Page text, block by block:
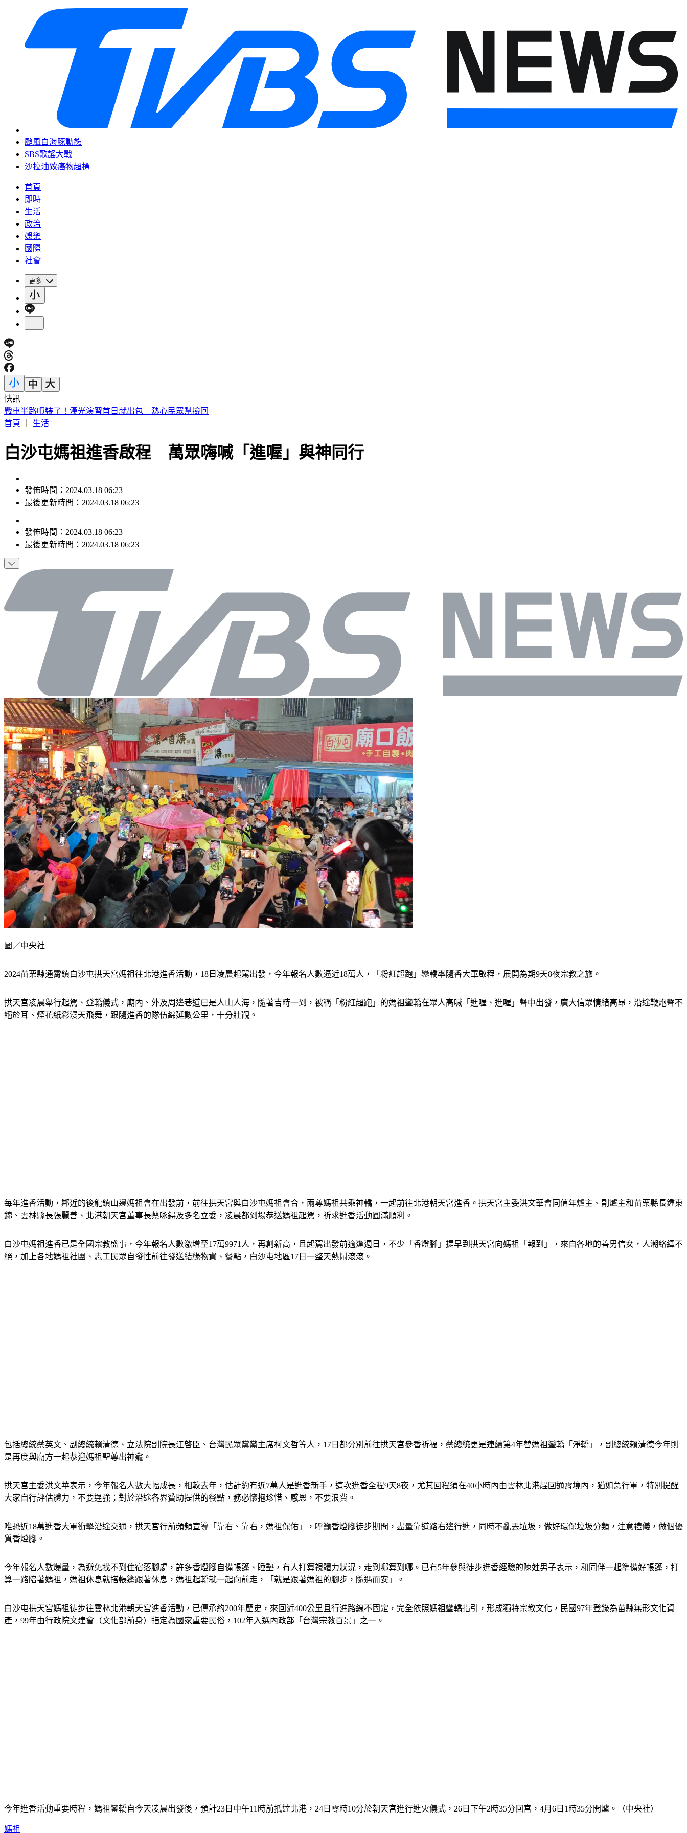
颱風白海豚動態
SBS歌謠大戰
沙拉油致癌物超標
首頁
即時
生活
政治
娛樂
國際
社會
更多
快訊
戰車半路噴裝了！漢光演習首日就出包 熱心民眾幫撿回
首頁
生活
白沙屯媽祖進香啟程 萬眾嗨喊「進喔」與神同行
發佈時間：2024.03.18 06:23
最後更新時間：2024.03.18 06:23
發佈時間： 2024.03.18 06:23
最後更新時間： 2024.03.18 06:23
圖／中央社
2024苗栗縣通霄鎮白沙屯拱天宮媽祖往北港進香活動，18日凌晨起駕出發，今年報名人數逼近18萬人，「粉紅超跑」鑾轎率隨香大軍啟程，展開為期9天8夜宗教之旅。
拱天宮凌晨舉行起駕、登轎儀式，廟內、外及周邊巷道已是人山人海，隨著吉時一到，被稱「粉紅超跑」的媽祖鑾轎在眾人高喊「進喔、進喔」聲中出發，廣大信眾情緒高昂，沿途鞭炮聲不
絕於耳、煙花紙彩漫天飛舞，跟隨進香的隊伍綿延數公里，十分壯觀。
每年進香活動，鄰近的後龍鎮山邊媽祖會在出發前，前往拱天宮與白沙屯媽祖會合，兩尊媽祖共乘神轎，一起前往北港朝天宮進香。拱天宮主委洪文華會同值年爐主、副爐主和苗栗縣長鍾東
錦、雲林縣長張麗善、北港朝天宮董事長蔡咏鍀及多名立委，凌晨都到場恭送媽祖起駕，祈求進香活動圓滿順利。
白沙屯媽祖進香已是全國宗教盛事，今年報名人數激增至17萬9971人，再創新高，且起駕出發前適逢週日，不少「香燈腳」提早到拱天宮向媽祖「報到」，來自各地的善男信女，人潮絡繹不
絕，加上各地媽祖社團、志工民眾自發性前往發送結緣物資、餐點，白沙屯地區17日一整天熱鬧滾滾。
包括總統蔡英文、副總統賴清德、立法院副院長江啓臣、台灣民眾黨黨主席柯文哲等人，17日都分別前往拱天宮參香祈福，蔡總統更是連續第4年替媽祖鑾轎「淨轎」，副總統賴清德今年則
是再度與廟方一起恭迎媽祖聖尊出神龕。
拱天宮主委洪文華表示，今年報名人數大幅成長，相較去年，估計約有近7萬人是進香新手，這次進香全程9天8夜，尤其回程須在40小時內由雲林北港趕回通霄境內，猶如急行軍，特別提醒
大家自行評估體力，不要逞強；對於沿途各界贊助提供的餐點，務必懷抱珍惜、感恩，不要浪費。
唯恐近18萬進香大軍衝擊沿途交通，拱天宮行前頻頻宣導「靠右、靠右，媽祖保佑」，呼籲香燈腳徒步期間，盡量靠道路右邊行進，同時不亂丟垃圾，做好環保垃圾分類，注意禮儀，做個優
質香燈腳。
今年報名人數爆量，為避免找不到住宿落腳處，許多香燈腳自備帳篷、睡墊，有人打算視體力狀況，走到哪算到哪。已有5年參與徒步進香經驗的陳姓男子表示，和同伴一起準備好帳篷，打
算一路陪著媽祖，媽祖休息就搭帳篷跟著休息，媽祖起轎就一起向前走，「就是跟著媽祖的腳步，隨遇而安」。
白沙屯拱天宮媽祖徒步往雲林北港朝天宮進香活動，已傳承約200年歷史，來回近400公里且行進路線不固定，完全依照媽祖鑾轎指引，形成獨特宗教文化，民國97年登錄為苗縣無形文化資
產，99年由行政院文建會（文化部前身）指定為國家重要民俗，102年入選內政部「台灣宗教百景」之一。
今年進香活動重要時程，媽祖鑾轎自今天凌晨出發後，預計23日中午11時前扺達北港，24日零時10分於朝天宮進行進火儀式，26日下午2時35分回宮，4月6日1時35分開爐。（中央社）
媽祖